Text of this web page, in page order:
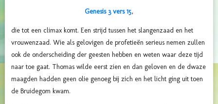
Genesis 3 vers 15,
die tot een climax komt. Een strijd tussen het slangenzaad en het
vrouwenzaad. Wie als gelovigen de profetieën serieus nemen zullen
ook de onderscheiding der geesten hebben en weten waar deze tijd
naar toe gaat. Thomas wilde eerst zien en dan geloven en de dwaze
maagden hadden geen olie genoeg bij zich en het licht ging uit toen
de Bruidegom kwam.